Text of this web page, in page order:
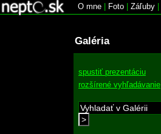
O mne Foto Záľuby
Galéria
spustiť prezentáciu
rozšírené vyhľadávanie
>